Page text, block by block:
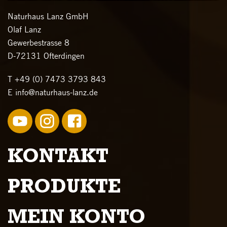
Naturhaus Lanz GmbH
Olaf Lanz
Gewerbestrasse 8
D-72131 Ofterdingen
T +49 (0) 7473 3793 843
E info@naturhaus-lanz.de
KONTAKT
PRODUKTE
MEIN KONTO